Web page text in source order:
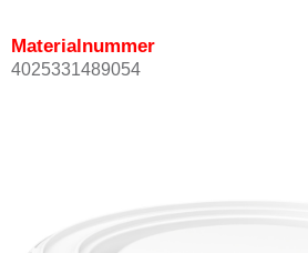
Materialnummer
4025331489054